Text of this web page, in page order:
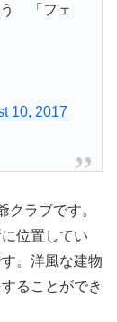
う 「フェ
10, 2017
ラブです。
位置してい
。洋風な建物
ることができ